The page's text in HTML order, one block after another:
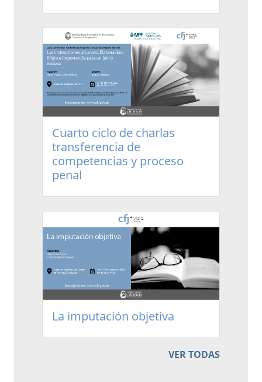
Cuarto ciclo de charlas
transferencia de
competencias y proceso
penal
La imputación objetiva
VER TODAS